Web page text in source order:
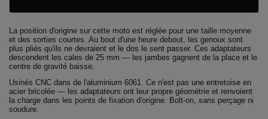
La position d'origine sur cette moto est réglée pour une taille moyenne
et des sorties courtes. Au bout d'une heure debout, les genoux sont
plus pliés qu'ils ne devraient et le dos le sent passer. Ces adaptateurs
descendent les cales de 25 mm — les jambes gagnent de la place et le
centre de gravité baisse.
Usinés CNC dans de l'aluminium 6061. Ce n'est pas une entretoise en
acier bricolée — les adaptateurs ont leur propre géométrie et renvoient
la charge dans les points de fixation d'origine. Bolt-on, sans perçage ni
soudure.